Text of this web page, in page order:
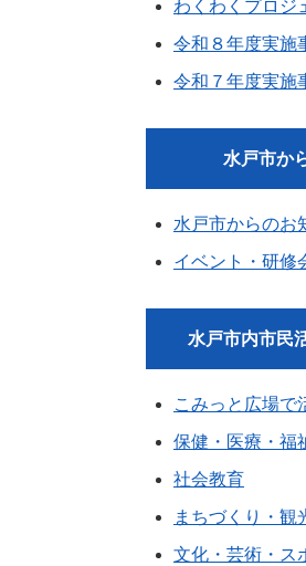
わくわくプロジ
令和８年度実施
令和７年度実施
水戸市か
水戸市からのお
イベント・研修
水戸市内市民
こみっと広場で
保健・医療・福
社会教育
まちづくり・観
文化・芸術・ス